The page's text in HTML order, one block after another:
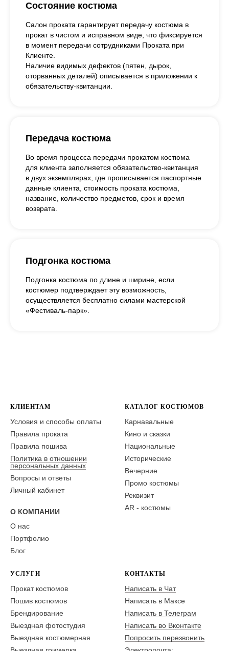
Состояние костюма
Салон проката гарантирует передачу костюма в
прокат в чистом и исправном виде, что фиксируется
в момент передачи сотрудниками Проката при
Клиенте.
Наличие видимых дефектов (пятен, дырок,
оторванных деталей) описывается в приложении к
обязательству-квитанции.
Передача костюма
Во время процесса передачи прокатом костюма
для клиента заполняется обязательство-квитанция
в двух экземплярах, где прописывается паспортные
данные клиента, стоимость проката костюма,
название, количество предметов, срок и время
возврата.
Подгонка костюма
Подгонка костюма по длине и ширине, если
костюмер подтверждает эту возможность,
осуществляется бесплатно силами мастерской
«Фестиваль-парк».
КЛИЕНТАМ
Условия и способы оплаты
Правила проката
Правила пошива
Политика в отношении
персональных данных
Вопросы и ответы
Личный кабинет
О КОМПАНИИ
О нас
Портфолио
Блог
КАТАЛОГ КОСТЮМОВ
Карнавальные
Кино и сказки
Национальные
Исторические
Вечерние
Промо костюмы
Реквизит
AR - костюмы
УСЛУГИ
Прокат костюмов
Пошив костюмов
Брендирование
Выездная фотостудия
Выездная костюмерная
КОНТАКТЫ
Написать в Чат
Написать в Максе
Написать в Телеграм
Написать во Вконтакте
Попросить перезвонить